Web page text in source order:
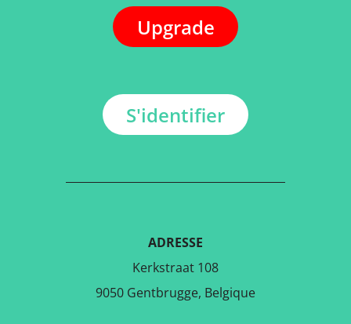
Upgrade
S'identifier
ADRESSE
Kerkstraat 108
9050 Gentbrugge, Belgique